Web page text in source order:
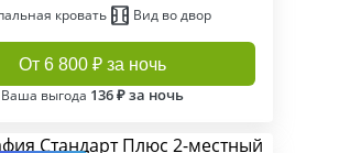
кровать
Вид во двор
От 6 800 ₽ за ночь
Ваша выгода 136 ₽ за ночь